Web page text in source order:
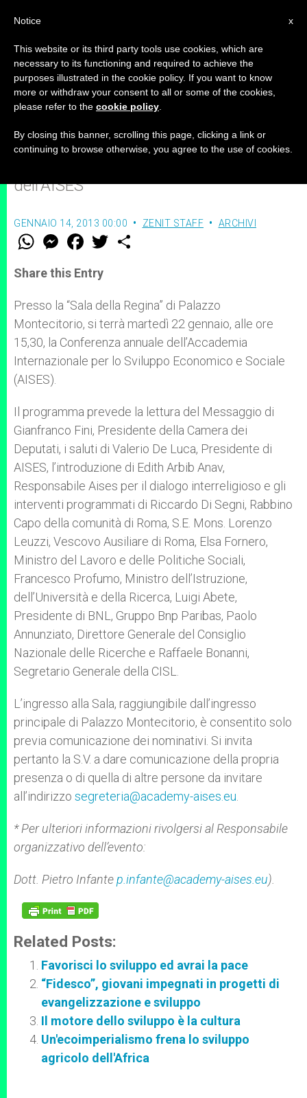
"Formazione, Giovani e Lavoro"
Martedì 22 gennaio si terrà a Palazzo
dell’AISES
GENNAIO 14, 2013 00:00 ZENIT STAFF ARCHIVI
W
t
s
p
p
M
e
s
e
g
e
r
F
a
e
b
o
k
w
r
Share this Entry
Presso la “Sala della Regina” di Palazzo
Montecitorio, si terrà martedì 22 gennaio, alle ore
15,30, la Conferenza annuale dell’Accademia
Internazionale per lo Sviluppo Economico e Sociale
(AISES).
Il programma prevede la lettura del Messaggio di
Gianfranco Fini, Presidente della Camera dei
Deputati, i saluti di Valerio De Luca, Presidente di
AISES, l’introduzione di Edith Arbib Anav,
Responsabile Aises per il dialogo interreligioso e gli
interventi programmati di Riccardo Di Segni, Rabbino
Capo della comunità di Roma, S.E. Mons. Lorenzo
Leuzzi, Vescovo Ausiliare di Roma, Elsa Fornero,
Ministro del Lavoro e delle Politiche Sociali,
Francesco Profumo, Ministro dell’Istruzione,
dell’Università e della Ricerca, Luigi Abete,
Presidente di BNL, Gruppo Bnp Paribas, Paolo
Annunziato, Direttore Generale del Consiglio
Nazionale delle Ricerche e Raffaele Bonanni,
Segretario Generale della CISL.
L’ingresso alla Sala, raggiungibile dall’ingresso
principale di Palazzo Montecitorio, è consentito solo
previa comunicazione dei nominativi. Si invita
pertanto la S.V. a dare comunicazione della propria
presenza o di quella di altre persone da invitare
all’indirizzo segreteria@academy-aises.eu
* Per ulteriori informazioni rivolgersi al Responsabile
organizzativo dell’evento:
Dott. Pietro Infantep.infante@academy-aises.eu).
Related Posts:
Favorisci lo sviluppo ed avrai la pace
“Fidesco”, giovani impegnati in progetti di
evangelizzazione e sviluppo
Il motore dello sviluppo è la cultura
Un'ecoimperialismo frena lo sviluppo
agricolo dell'Africa
x
Notice
This website or its third party tools use cookies, which are
necessary to its functioning and required to achieve the
purposes illustrated in the cookie policy. If you want to know
more or withdraw your consent to all or some of the cookies,
please refer to the cookie policy
By closing this banner, scrolling this page, clicking a link or
continuing to browse otherwise, you agree to the use of cookies.